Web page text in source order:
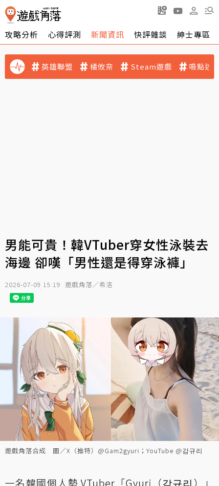
攻略分析 心得評測 新聞資訊 快評雜談 紳士專區
英雄聯盟 橘攸奈 Steam遊戲 吸點迷
男能可貴！韓VTuber穿女性泳裝去
海邊 卻嘆「男性還是得穿泳褲」
2026-07-09 15:19 遊戲角落／希洛
遊戲角落合成 圖／X（推特）@Gam2gyuri；YouTube @감규리
一名韓國個人勢 VTuber「Gyuri（감규리）」